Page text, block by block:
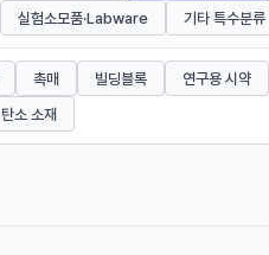
실험소모품·Labware 기타 특수분류
촉매 빌딩블록 연구용 시약
탄소 소재